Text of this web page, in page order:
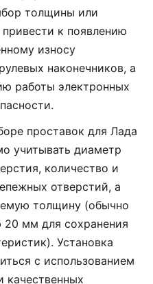
толщины или
к появлению
износу
наконечников, а
работы электронных
проставок для Лада
учитывать диаметр
количество и
отверстий, а
толщину (обычно
мм для сохранения
Установка
с использованием
качественных